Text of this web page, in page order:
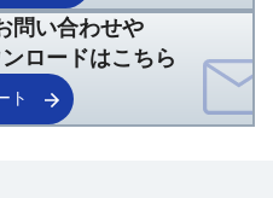
問い合わせや
ロードはこちら
ト